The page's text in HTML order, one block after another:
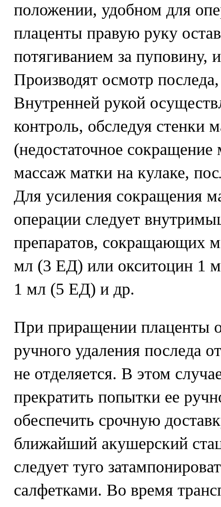
положении, удобном для
плаценты правую руку
потягиванием за пуповину,
Производят осмотр
Внутренней рукой
контроль, обследуя стенки
(недостаточное сокращение
массаж матки на кулаке,
Для усиления сокращения
операции следует
препаратов, сокращающих
мл (3 ЕД) или окситоцин 1
1 мл (5 ЕД) и др.
При приращении плаценты
ручного удаления последа
не отделяется. В этом
прекратить попытки ее
обеспечить срочную
ближайший акушерский
следует туго
салфетками. Во время